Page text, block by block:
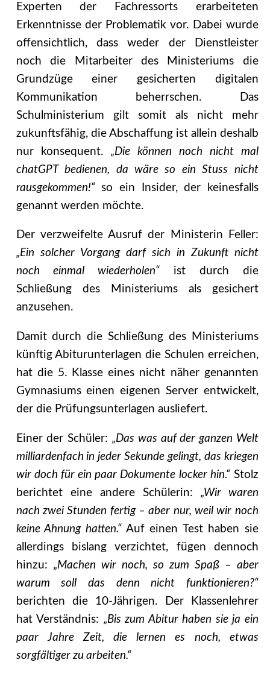
Experten der Fachressorts erarbeiteten
Erkenntnisse der Problematik vor. Dabei wurde
offensichtlich, dass weder der Dienstleister
noch die Mitarbeiter des Ministeriums die
Grundzüge einer gesicherten digitalen
Kommunikation beherrschen. Das
Schulministerium gilt somit als nicht mehr
zukunftsfähig, die Abschaffung ist allein deshalb
nur konsequent.„Die können noch nicht mal
chatGPT bedienen, da wäre so ein Stuss nicht
rausgekommen!“ so ein Insider, der keinesfalls
genannt werden möchte.
Der verzweifelte Ausruf der Ministerin Feller:
„Ein solcher Vorgang darf sich in Zukunft nicht
noch einmal wiederholen“ ist durch die
Schließung des Ministeriums als gesichert
anzusehen.
Damit durch die Schließung des Ministeriums
künftig Abiturunterlagen die Schulen erreichen,
hat die 5. Klasse eines nicht näher genannten
Gymnasiums einen eigenen Server entwickelt,
der die Prüfungsunterlagen ausliefert.
Einer der Schüler: „Das was auf der ganzen Welt
milliardenfach in jeder Sekunde gelingt, das kriegen
wir doch für ein paar Dokumente locker hin.“ Stolz
berichtet eine andere Schülerin: „Wir waren
nach zwei Stunden fertig – aber nur, weil wir noch
keine Ahnung hatten.“ Auf einen Test haben sie
allerdings bislang verzichtet, fügen dennoch
hinzu: „Machen wir noch, so zum Spaß – aber
warum soll das denn nicht funktionieren?“
berichten die 10-Jährigen. Der Klassenlehrer
hat Verständnis: „Bis zum Abitur haben sie ja ein
paar Jahre Zeit, die lernen es noch, etwas
sorgfältiger zu arbeiten.“